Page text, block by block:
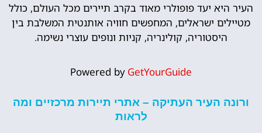
העיר היא יעד פופולרי מאוד בקרב תיירים מכל העולם, כולל
מטיילים ישראלים, המחפשים חוויה אותנטית המשלבת בין
היסטוריה, קולינריה, קניות ונופים עוצרי נשימה.
Powered by GetYourGuide
ורונה העיר העתיקה – אתרי תיירות מרכזיים ומה
לראות